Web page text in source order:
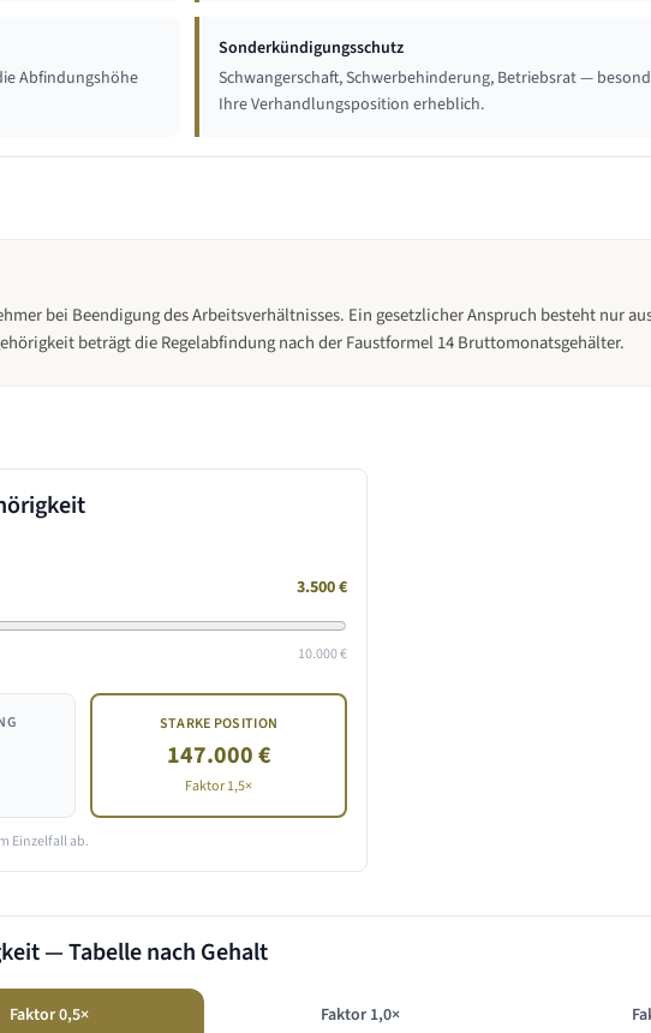
Abfindungshöhe
Sonderkündigungsschutz
Schwangerschaft, Schwerbehinderung, Betriebsrat —
Ihre Verhandlungsposition erheblich.
bei Beendigung des Arbeitsverhältnisses. Ein gesetzlicher Anspruch besteht nur
beträgt die Regelabfindung nach der Faustformel 14 Bruttomonatsgehälter.
3.500€
10.000 €
STARKE POSITION
147.000 €
Faktor 1,5×
Einzelfall ab.
— Tabelle nach Gehalt
Faktor 0,5× Faktor 1,0×